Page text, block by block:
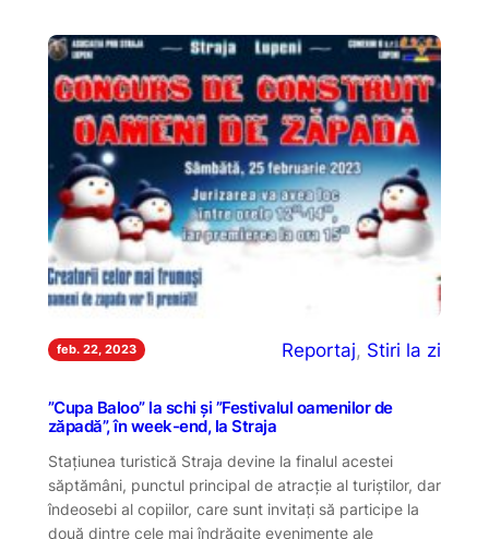
feb. 22, 2023 Reportaj, Stiri la zi
”Cupa Baloo” la schi și ”Festivalul oamenilor de
zăpadă”, în week-end, la Straja
Stațiunea turistică Straja devine la finalul acestei
săptămâni, punctul principal de atracție al turiștilor, dar
îndeosebi al copiilor, care sunt invitați să participe la
două dintre cele mai îndrăgite evenimente ale